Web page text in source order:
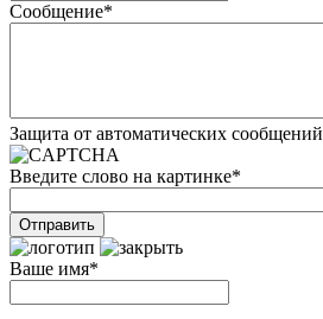
Сообщение*
Защита от автоматических сообщений
Введите слово на картинке*
Ваше имя*